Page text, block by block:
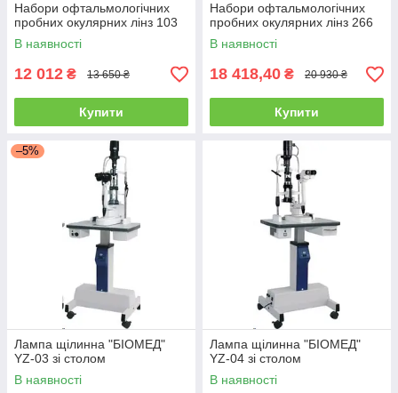
Набори офтальмологічних
пробних окулярних лінз 103
В наявності
12 012 ₴ 13 650 ₴
Купити
Набори офтальмологічних
пробних окулярних лінз 266
В наявності
18 418,40 ₴ 20 930 ₴
Купити
–5%
Лампа щілинна "БІОМЕД"
YZ-03 зі столом
В наявності
Лампа щілинна "БІОМЕД"
YZ-04 зі столом
В наявності